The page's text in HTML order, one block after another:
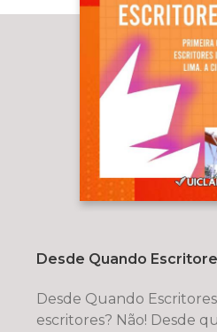
Desde Quando
Desde Quando Escritores Desde quando
escritores? Não! Desde